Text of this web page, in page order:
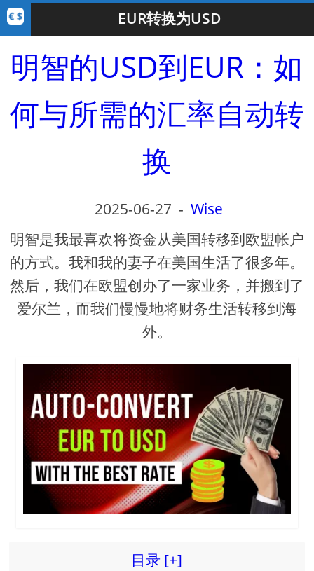
EUR转换为USD
明智的USD到EUR：如
何与所需的汇率自动转
换
2025-06-27 - Wise
明智是我最喜欢将资金从美国转移到欧盟帐户
的方式。我和我的妻子在美国生活了很多年。
然后，我们在欧盟创办了一家业务，并搬到了
爱尔兰，而我们慢慢地将财务生活转移到海
外。
目录 [+]